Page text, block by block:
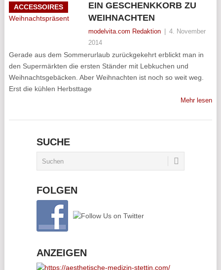
ACCESSOIRES
EIN GESCHENKKORB ZU
WEIHNACHTEN
modelvita.com Redaktion
4. November
2014
Gerade aus dem Sommerurlaub zurückgekehrt erblickt man in
den Supermärkten die ersten Ständer mit Lebkuchen und
Weihnachtsgebäcken. Aber Weihnachten ist noch so weit weg.
Erst die kühlen Herbsttage
Mehr lesen
SUCHE
FOLGEN
ANZEIGEN